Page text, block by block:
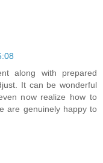
along with prepared
It can be wonderful
now realize how to
are genuinely happy to